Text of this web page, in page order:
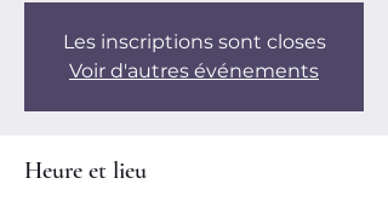
Les inscriptions sont closes
Voir d'autres événements
Heure et lieu